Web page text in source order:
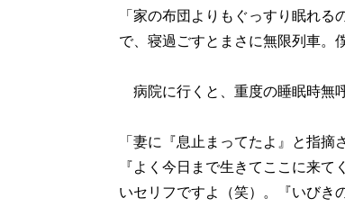
「家の布団よりもぐっすり眠れ
で、寝過ごすとまさに無限列車。
病院に行くと、重度の睡眠時無
「妻に『息止まってたよ』と指
『よく今日まで生きてここに来
いセリフですよ（笑）。『いびき